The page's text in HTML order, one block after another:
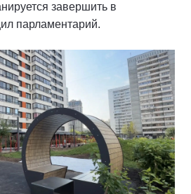
завершить в
парламентарий.